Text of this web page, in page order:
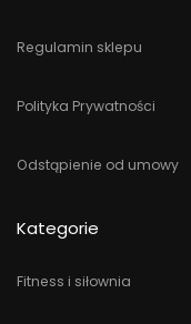
Regulamin sklepu
Polityka Prywatności
Odstąpienie od umowy
Kategorie
Fitness i siłownia